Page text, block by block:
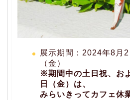
展示期間：2024年8月
（金）
※期間中の土日祝、お
日（金）は、
みらいきってカフェ休